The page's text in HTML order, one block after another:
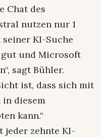
Chat des
nutzen nur 1
KI-Suche
gut und Microsoft
sagt Bühler.
ist, dass sich mit
in diesem
kann.“
jeder zehnte KI-